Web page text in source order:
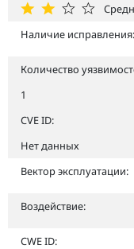
Наличие исправления:
Количество
1
CVE ID:
Нет данных
Вектор эксплуатации:
Воздействие:
CWE ID: